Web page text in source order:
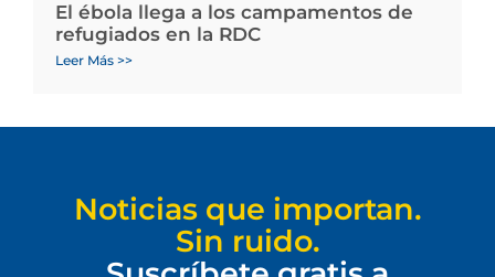
El ébola llega a los campamentos de
refugiados en la RDC
Leer Más >>
Noticias que importan.
Sin ruido.